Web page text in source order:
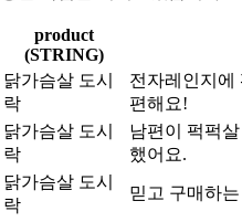
product
(STRING)
닭가슴살 도시
락
전자레인지에
편해요!
닭가슴살 도시
락
남편이 퍽퍽
했어요.
닭가슴살 도시
락
믿고 구매하